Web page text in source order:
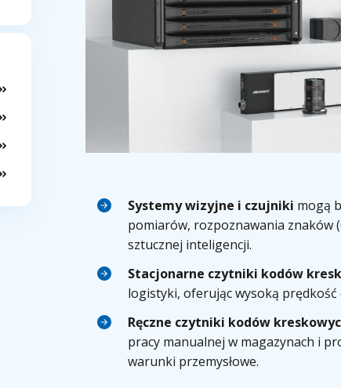
Systemy wizyjne i czujniki mogą
pomiarów, rozpoznawania znaków
sztucznej inteligencji.
Stacjonarne czytniki kodów
logistyki, oferując wysoką prędkość
Ręczne czytniki kodów
pracy manualnej w magazynach i
warunki przemysłowe.